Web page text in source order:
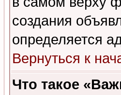
создания
определяется
Вернуться к
Что такое